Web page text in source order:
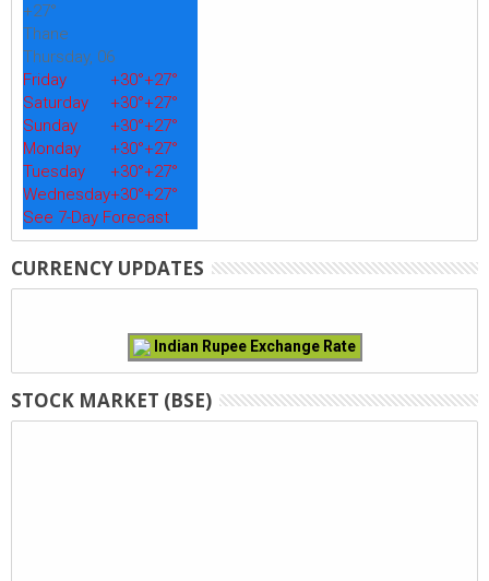
+27°
Thane
Thursday, 06
Friday
+30°+27°
Saturday
+30°+27°
Sunday
+30°+27°
Monday
+30°+27°
Tuesday
+30°+27°
Wednesday+30°+27°
See 7-Day Forecast
CURRENCY UPDATES
Indian Rupee Exchange Rate
STOCK MARKET (BSE)